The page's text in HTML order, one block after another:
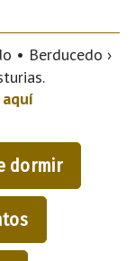
• Berducedo ›
aquí
dormir